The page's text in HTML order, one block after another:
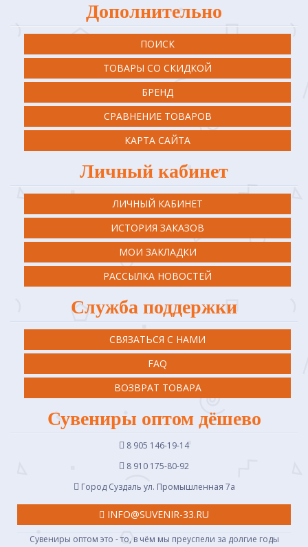
Дополнительно
ПОИСК
ТОВАРЫ СО СКИДКОЙ
БРЕНД
СРАВНЕНИЕ ТОВАРОВ
КАРТА САЙТА
Личный кабинет
ЛИЧНЫЙ КАБИНЕТ
ИСТОРИЯ ЗАКАЗОВ
МОИ ЗАКЛАДКИ
РАССЫЛКА НОВОСТЕЙ
Служба поддержки
СВЯЗАТЬСЯ С НАМИ
FAQ
ВОЗВРАТ ТОВАРА
Сувениры оптом дёшево
8 905 146-19-14
8 910 175-80-92
Город Суздаль ул. Промышленная 7a
INFO@SUVENIR-33.RU
Сувениры оптом это - то, в чём мы преуспели за долгие годы